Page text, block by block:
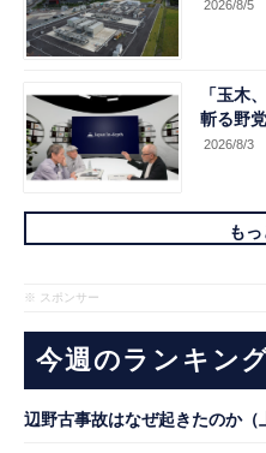
2026/8/5
「玉木
斬る野
2026/8/3
も
※ スポンサー
今週のランキン
辺野古事故はなぜ起きたのか（